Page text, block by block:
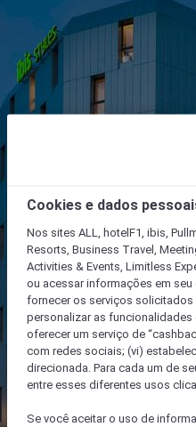
Cookies e dados
Nos sites ALL, hotelF1, ibis,
Resorts, Business Travel,
Activities & Events, Limitless
ou acessar informações em
fornecer os serviços solicitados
personalizar as
oferecer um serviço de
com redes sociais; (vi)
direcionada. Para cada um de
entre esses diferentes usos
Se você aceitar o uso de